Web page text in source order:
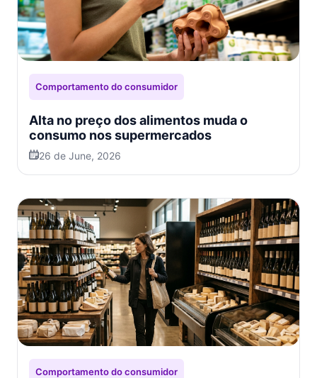
Comportamento do consumidor
Alta no preço dos alimentos muda o
consumo nos supermercados
26 de June, 2026
Comportamento do consumidor